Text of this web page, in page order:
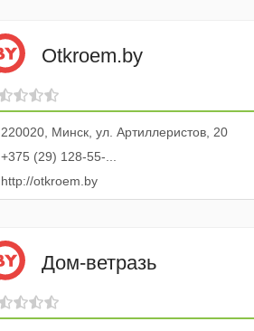
Otkroem.by
220020, Минск, ул. Артиллеристов, 20
+375 (29) 128-55-...
http://otkroem.by
Дом-ветразь